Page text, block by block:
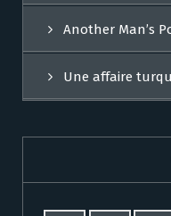
Another Man’s
Une affaire